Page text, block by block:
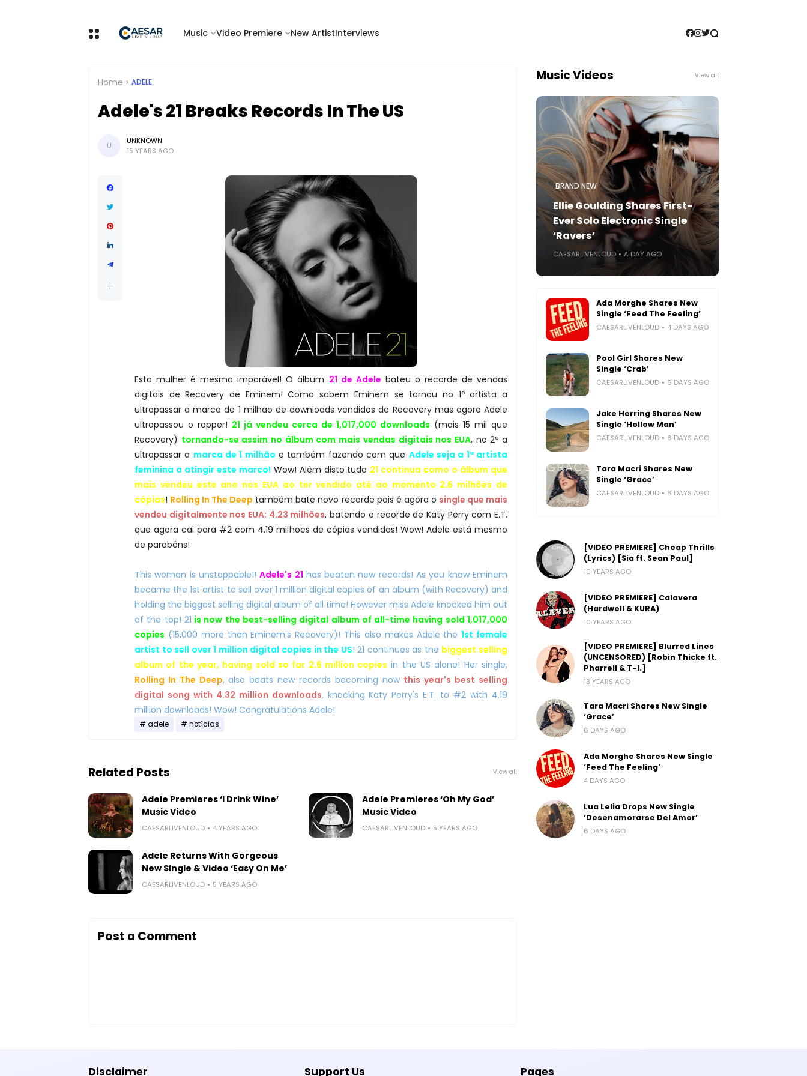
Music Video Premiere New ArtistInterviews
Home ADELE
Adele's 21 Breaks Records In The US
U
UNKNOWN
15 YEARS AGO
Esta mulher é mesmo imparável! O álbum 21 de Adele bateu o recorde de vendas
digitais de Recovery de Eminem! Como sabem Eminem se tornou no 1º artista a
ultrapassar a marca de 1 milhão de downloads vendidos de Recovery mas agora Adele
ultrapassou o rapper! 21 já vendeu cerca de 1,017,000 downloads (mais 15 mil que
Recovery) tornando-se assim no álbum com mais vendas digitais nos EUA, no 2º a
ultrapassar a marca de 1 milhão e também fazendo com que Adele seja a 1ª artista
feminina a atingir este marco! Wow! Além disto tudo 21 continua como o álbum que
mais vendeu este ano nos EUA ao ter vendido até ao momento 2.6 milhões de
cópias! Rolling In The Deep também bate novo recorde pois é agora o single que mais
vendeu digitalmente nos EUA: 4.23 milhões, batendo o recorde de Katy Perry com E.T.
que agora cai para #2 com 4.19 milhões de cópias vendidas! Wow! Adele está mesmo
de parabéns!
This woman is unstoppable!!Adele's 21 has beaten new records! As you know Eminem
became the 1st artist to sell over 1 million digital copies of an album (with Recovery) and
holding the biggest selling digital album of all time! However miss Adele knocked him out
of the top! 21 is now the best-selling digital album of all-time having sold 1,017,000
copies (15,000 more than Eminem's Recovery)! This also makes Adele the1st female
artist to sell over 1 million digital copies in the US! 21 continues as the biggest selling
album of the year, having sold so far 2.6 million copies in the US alone! Her single,
Rolling In The Deep, also beats new records becoming now this year's best selling
digital song with 4.32 million downloads, knocking Katy Perry's E.T. to #2 with 4.19
million downloads! Wow! Congratulations Adele!
adele notícias
Related Posts View all
Adele Premieres ‘I Drink Wine’
Music Video
CAESARLIVENLOUD 4 YEARS AGO
Adele Premieres ‘Oh My God’
Music Video
CAESARLIVENLOUD 5 YEARS AGO
Adele Returns With Gorgeous
New Single & Video ‘Easy On Me’
CAESARLIVENLOUD 5 YEARS AGO
Post a Comment
Music Videos View all
BRAND NEW
Ellie Goulding Shares First-
Ever Solo Electronic Single
‘Ravers’
CAESARLIVENLOUD A DAY AGO
Ada Morghe Shares New
Single ‘Feed The Feeling’
CAESARLIVENLOUD 4 DAYS AGO
Pool Girl Shares New
Single ‘Crab’
CAESARLIVENLOUD 6 DAYS AGO
Jake Herring Shares New
Single ‘Hollow Man’
CAESARLIVENLOUD 6 DAYS AGO
Tara Macri Shares New
Single ‘Grace’
CAESARLIVENLOUD 6 DAYS AGO
[VIDEO PREMIERE] Cheap Thrills
(Lyrics) [Sia ft. Sean Paul]
10 YEARS AGO
[VIDEO PREMIERE] Calavera
(Hardwell & KURA)
10 YEARS AGO
[VIDEO PREMIERE] Blurred Lines
(UNCENSORED) [Robin Thicke ft.
Pharrell & T-I.]
13 YEARS AGO
Tara Macri Shares New Single
‘Grace’
6 DAYS AGO
Ada Morghe Shares New Single
‘Feed The Feeling’
4 DAYS AGO
Lua Lelia Drops New Single
‘Desenamorarse Del Amor’
6 DAYS AGO
Disclaimer Support Us Pages